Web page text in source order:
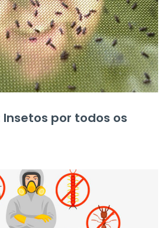
por todos os